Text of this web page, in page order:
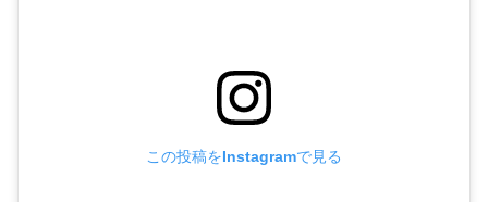
この投稿をInstagramで見る